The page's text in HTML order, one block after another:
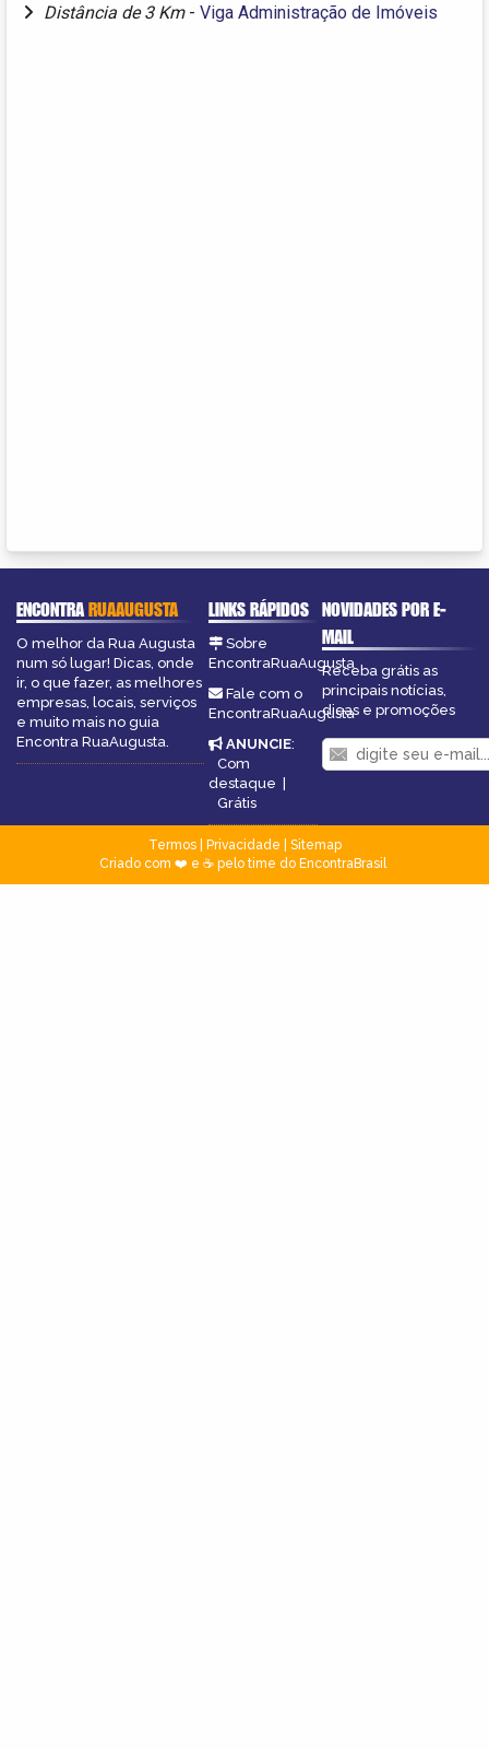
Distância de 3 Km - Viga Administração de Imóveis
ENCONTRARUAAUGUSTA
O melhor da Rua Augusta
num só lugar! Dicas, onde
ir, o que fazer, as melhores
empresas, locais, serviços
e muito mais no guia
Encontra RuaAugusta.
LINKS RÁPIDOS
Sobre
EncontraRuaAugusta
Fale com o
EncontraRuaAugusta
ANUNCIE:
Com
destaque |
Grátis
NOVIDADES POR E-
MAIL
Receba grátis as
principais notícias,
dicas e promoções
Termos| Privacidade
Sitemap
Criado com ❤️ e ☕ pelo time do EncontraBrasil